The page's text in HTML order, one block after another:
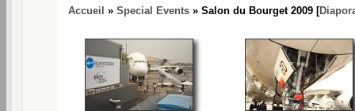
Accueil » Special Events » Salon du Bourget 2009 [